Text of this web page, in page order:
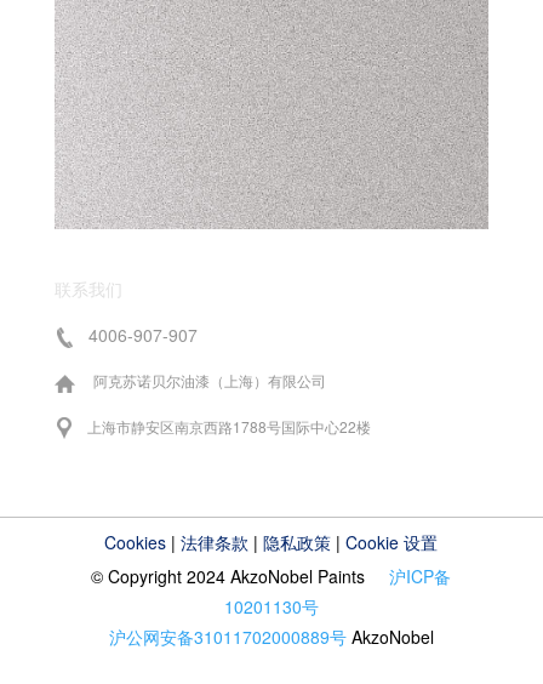
联系我们
4006-907-907
阿克苏诺贝尔油漆（上海）有限公司
上海市静安区南京西路1788号国际中心22楼
Cookies |法律条款 |隐私政策 |Cookie 设置
© Copyright 2024 AkzoNobel Paints沪ICP备
10201130号
沪公网安备31011702000889号 AkzoNobel